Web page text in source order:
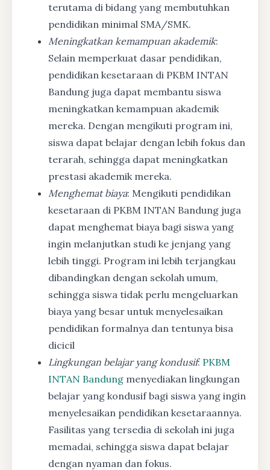
terutama di bidang yang membutuhkan
pendidikan minimal SMA/SMK.
Meningkatkan kemampuan akademik:
Selain memperkuat dasar pendidikan,
pendidikan kesetaraan di PKBM INTAN
Bandung juga dapat membantu siswa
meningkatkan kemampuan akademik
mereka. Dengan mengikuti program ini,
siswa dapat belajar dengan lebih fokus dan
terarah, sehingga dapat meningkatkan
prestasi akademik mereka.
Menghemat biaya: Mengikuti pendidikan
kesetaraan di PKBM INTAN Bandung juga
dapat menghemat biaya bagi siswa yang
ingin melanjutkan studi ke jenjang yang
lebih tinggi. Program ini lebih terjangkau
dibandingkan dengan sekolah umum,
sehingga siswa tidak perlu mengeluarkan
biaya yang besar untuk menyelesaikan
pendidikan formalnya dan tentunya bisa
dicicil
Lingkungan belajar yang kondusif: PKBM
INTAN Bandung menyediakan lingkungan
belajar yang kondusif bagi siswa yang ingin
menyelesaikan pendidikan kesetaraannya.
Fasilitas yang tersedia di sekolah ini juga
memadai, sehingga siswa dapat belajar
dengan nyaman dan fokus.